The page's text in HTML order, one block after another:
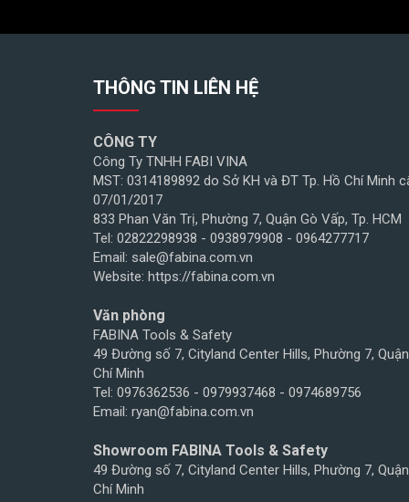
THÔNG TIN LIÊN HỆ
CÔNG TY
Công Ty TNHH FABI VINA
MST: 0314189892 do Sở KH và ĐT Tp. Hồ Chí Minh
07/01/2017
833 Phan Văn Trị, Phường 7, Quận Gò Vấp, Tp. HCM
Tel: 02822298938 - 0938979908 - 0964277717
Email: sale@fabina.com.vn
Website: https://fabina.com.vn
Văn phòng
FABINA Tools & Safety
49 Đường số 7, Cityland Center Hills, Phường 7,
Chí Minh
Tel: 0976362536 - 0979937468 - 0974689756
Email: ryan@fabina.com.vn
Showroom FABINA Tools & Safety
49 Đường số 7, Cityland Center Hills, Phường 7,
Chí Minh